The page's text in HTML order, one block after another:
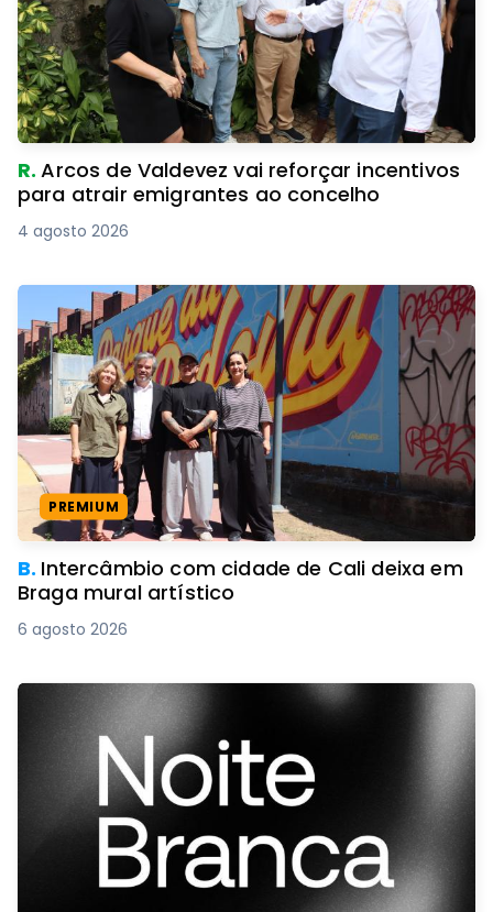
R.Arcos de Valdevez vai reforçar incentivos
para atrair emigrantes ao concelho
4 agosto 2026
PREMIUM
B. Intercâmbio com cidade de Cali deixa em
Braga mural artístico
6 agosto 2026